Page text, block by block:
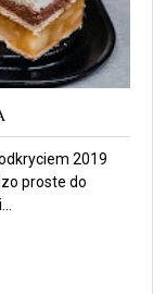
2019
proste do